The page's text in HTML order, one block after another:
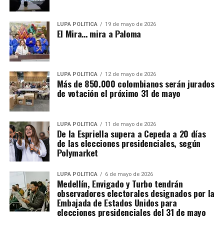
LUPA POLÍTICA 19 de mayo de 2026
El Mira… mira a Paloma
LUPA POLÍTICA 12 de mayo de 2026
Más de 850.000 colombianos serán jurados
de votación el próximo 31 de mayo
LUPA POLÍTICA 11 de mayo de 2026
De la Espriella supera a Cepeda a 20 días
de las elecciones presidenciales, según
Polymarket
LUPA POLÍTICA 6 de mayo de 2026
Medellín, Envigado y Turbo tendrán
observadores electorales designados por la
Embajada de Estados Unidos para
elecciones presidenciales del 31 de mayo